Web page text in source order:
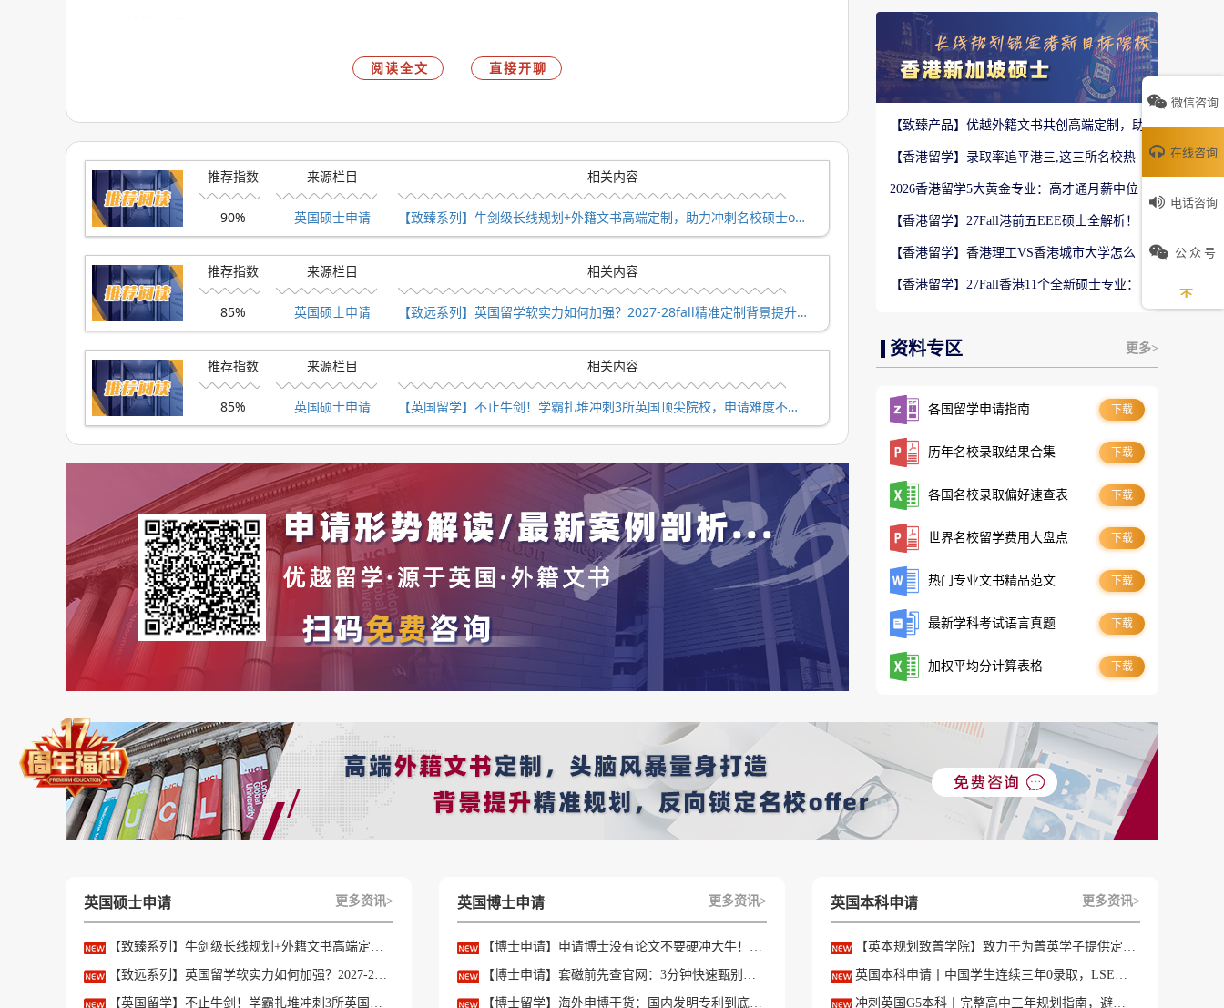
优越留学2009 年创立于英国伦敦，受英国工商局、外交部、中国驻英使馆多重认证，拥有
List 查询、选校定位、文书打磨到申请递交，提供全流程一站式服务，帮你规避申请风险，高效拿下梦校 Offer!
27Fall英国申请已拉开序幕，想要精准匹配院校 List、定制专属申请方案，可联系优越留学，获取一对一免费评
估，开启你的英国名校之旅!
【特别提示】
名校案例 栏目还可以看到近期的战绩！
叩响世界名校大门，从外籍文书高端定制开始！
留学顾问全程协助学员从定校、文书、接受offer、办理签证、预
定宿舍，学员不用愁，轻松开启精彩的留学生活！
有留学需求的可通过以下几种方式免费获取留学方案定制：
1、24小时在线咨询：中国：021-61639718英国：+44(0)2039496719
3、点击【添加微信】 ，扫描上面的客服微信立即进行咨询
以上是【【英国留学】27Fall申请必看！英国TOP院校最新认可中国院校list】相关的全部内容，查看更多【
留学申请】相关资讯可前往【优越留学】首页！详细申请规划及方案定制请预约优越留学顾问为你一对一解答！
阅读全文 直接开聊
推荐指数
90%
来源栏目
英国硕士申请
相关内容
【致臻系列】牛剑级长线规划+外籍文书高端定制，助力冲刺名校硕士offer！
推荐指数
85%
来源栏目
英国硕士申请
相关内容
【致远系列】英国留学软实力如何加强？2027-28fall精准定制背景提升！
推荐指数
85%
来源栏目
英国硕士申请
相关内容
【英国留学】不止牛剑！学霸扎堆冲刺3所英国顶尖院校，申请难度不输牛津剑桥
【致臻产品】优越外籍文书共创高端定制，助
【香港留学】录取率追平港三,这三所名校热
2026香港留学5大黄金专业：高才通月薪中位
【香港留学】27Fall港前五EEE硕士全解析！
【香港留学】香港理工VS香港城市大学怎么
【香港留学】27Fall香港11个全新硕士专业：
资料专区 更多>
各国留学申请指南 下载
历年名校录取结果合集 下载
各国名校录取偏好速查表 下载
世界名校留学费用大盘点 下载
热门专业文书精品范文 下载
最新学科考试语言真题 下载
加权平均分计算表格 下载
英国硕士申请 更多资讯>
【致臻系列】牛剑级长线规划+外籍文书高端定制，助力冲刺名校硕士offer！
【致远系列】英国留学软实力如何加强？2027-28fall精准定制背景提升！
【英国留学】不止牛剑！学霸扎堆冲刺3所英国顶尖院校，申请难度不输牛津剑桥
英国博士申请 更多资讯>
【博士申请】申请博士没有论文不要硬冲大牛！学会精准筛选导师
【博士申请】套磁前先查官网：3分钟快速甄别只收985/高绩点的内卷课题组
【博士留学】海外申博干货：国内发明专利到底能不能加分？含金量一文讲透
英国本科申请 更多资讯>
【英本规划致菁学院】致力于为菁英学子提供定制式升学规划服务！
英国本科申请丨中国学生连续三年0录取，LSE这些专业为什么难申？
冲刺英国G5本科丨完整高中三年规划指南，避开 90% 申请者踩过的坑
微信咨询
在线咨询
电话咨询
公 众 号